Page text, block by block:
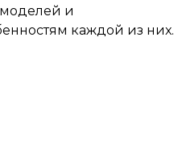
и
каждой из них.